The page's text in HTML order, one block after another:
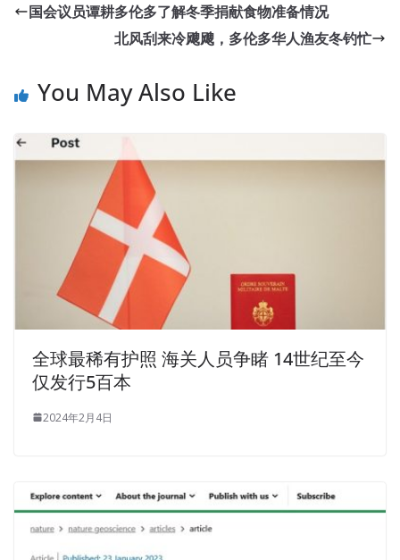
国会议员谭耕多伦多了解冬季捐献食物准备情况
北风刮来冷飕飕，多伦多华人渔友冬钓忙
You May Also Like
全球最稀有护照 海关人员争睹 14世纪至今
仅发行5百本
2024年2月4日